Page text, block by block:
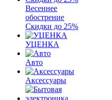
Весеннее
обострение
Скидки до 25%
УЦЕНКА
Авто
Аксессуары